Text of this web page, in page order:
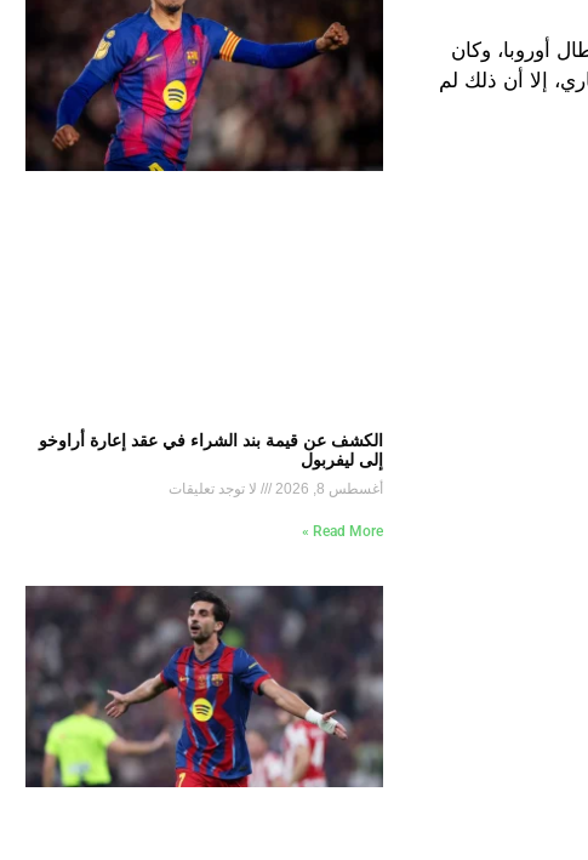
أوروبا، وكان
إلا أن ذلك لم
الكشف عن قيمة بند الشراء في عقد إعارة أراوخو
إلى ليفربول
أغسطس 8, 2026 لا توجد تعليقات
Read More »